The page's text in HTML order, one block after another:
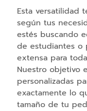
e
o
s
á
s
e
Esta versatilidad
según tus
estés buscando
de estudiantes o
extensa para
Nuestro objetivo
personalizadas
exactamente lo
tamaño de tu